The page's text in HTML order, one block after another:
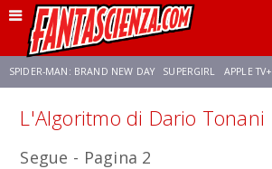
SPIDER-MAN: BRAND NEW DAY SUPERGIRL APPLE TV+
FRANCO RICCIARDIELLO
L'Algoritmo di Dario Tonani
Segue - Pagina 2